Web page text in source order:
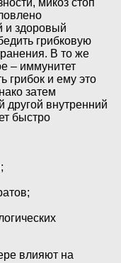
и здоровый
грибковую
В то же
– иммунитет
грибок и ему это
затем
внутренний
быстро
влияют на